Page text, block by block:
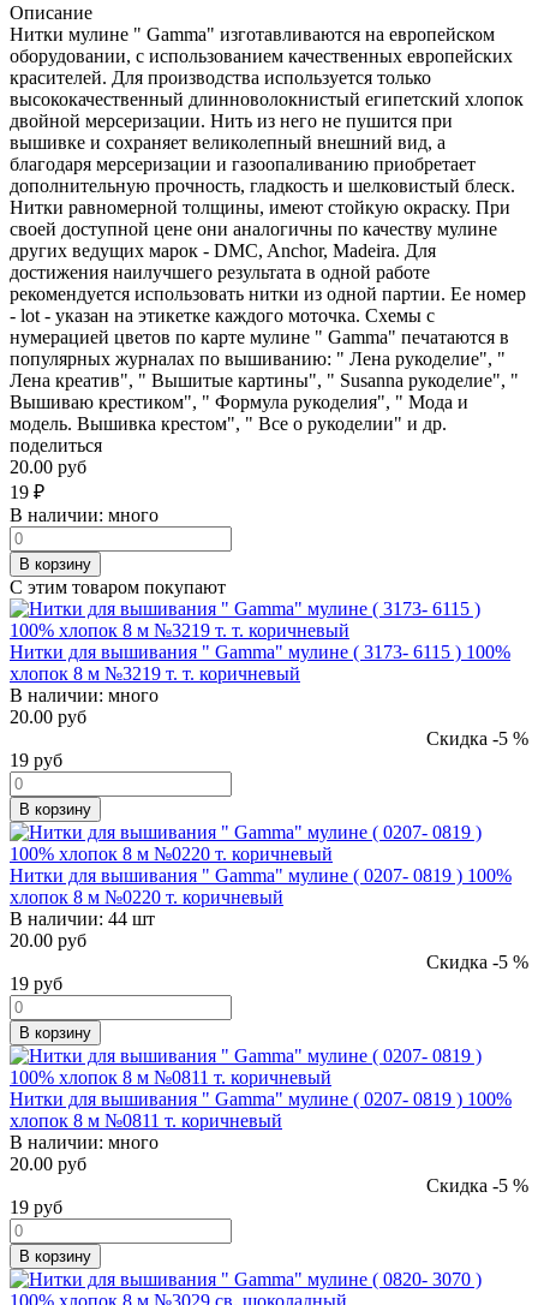
Описание
Нитки мулине " Gamma" изготавливаются на европейском
оборудовании, с использованием качественных европейских
красителей. Для производства используется только
высококачественный длинноволокнистый египетский хлопок
двойной мерсеризации. Нить из него не пушится при
вышивке и сохраняет великолепный внешний вид, а
благодаря мерсеризации и газоопаливанию приобретает
дополнительную прочность, гладкость и шелковистый блеск.
Нитки равномерной толщины, имеют стойкую окраску. При
своей доступной цене они аналогичны по качеству мулине
других ведущих марок - DMC, Anchor, Madeira. Для
достижения наилучшего результата в одной работе
рекомендуется использовать нитки из одной партии. Ее номер
- lot - указан на этикетке каждого моточка. Схемы с
нумерацией цветов по карте мулине " Gamma" печатаются в
популярных журналах по вышиванию: " Лена рукоделие", "
Лена креатив", " Вышитые картины", " Susanna рукоделие", "
Вышиваю крестиком", " Формула рукоделия", " Мода и
модель. Вышивка крестом", " Все о рукоделии" и др.
поделиться
20.00 руб
19 ₽
В наличии: много
В корзину
С этим товаром покупают
Нитки для вышивания " Gamma" мулине ( 3173- 6115 ) 100%
хлопок 8 м №3219 т. т. коричневый
В наличии: много
20.00 руб
Скидка -5 %
19 руб
В корзину
Нитки для вышивания " Gamma" мулине ( 0207- 0819 ) 100%
хлопок 8 м №0220 т. коричневый
В наличии: 44 шт
20.00 руб
Скидка -5 %
19 руб
В корзину
Нитки для вышивания " Gamma" мулине ( 0207- 0819 ) 100%
хлопок 8 м №0811 т. коричневый
В наличии: много
20.00 руб
Скидка -5 %
19 руб
В корзину